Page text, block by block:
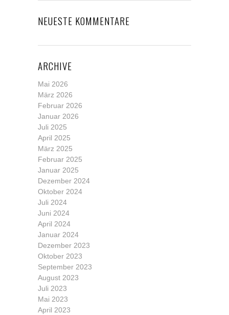
NEUESTE KOMMENTARE
ARCHIVE
Mai 2026
März 2026
Februar 2026
Januar 2026
Juli 2025
April 2025
März 2025
Februar 2025
Januar 2025
Dezember 2024
Oktober 2024
Juli 2024
Juni 2024
April 2024
Januar 2024
Dezember 2023
Oktober 2023
September 2023
August 2023
Juli 2023
Mai 2023
April 2023